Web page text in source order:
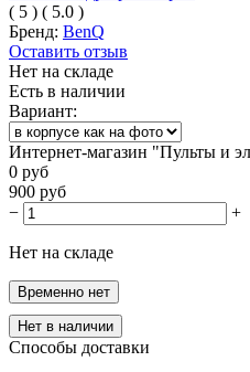
( 5 ) ( 5.0 )
Бренд: BenQ
Оставить отзыв
Нет на складе
Есть в наличии
Вариант:
Интернет-магазин "Пульты и
0 руб
900 руб
−
+
Нет на складе
Временно нет
Нет в наличии
Способы доставки